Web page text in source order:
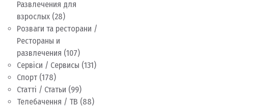
Развлечения для
взрослых (28)
Розваги та ресторани /
Рестораны и
развлечения (107)
Сервіси / Сервисы (131)
Спорт (178)
Статті / Статьи (99)
Телебачення / ТВ (88)